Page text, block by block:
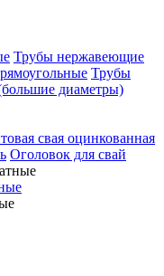
Трубы нержавеющие
Трубы
диаметры)
свая оцинкованная
Оголовок для свай